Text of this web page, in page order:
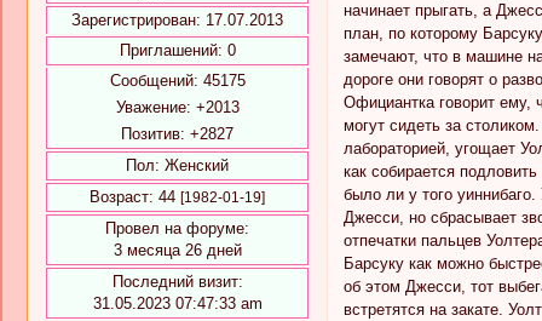
Зарегистрирован: 17.07.2013
Приглашений: 0
Сообщений: 45175
Уважение: +2013
Позитив: +2827
Пол: Женский
Возраст: 44 [1982-01-19]
Провел на форуме:
3 месяца 26 дней
Последний визит:
31.05.2023 07:47:33 am
начинает прыгать, а
план, по которому
замечают, что в машине
дороге они говорят о
Официантка говорит ему,
могут сидеть за
лабораторией, угощает
как собирается
было ли у того
Джесси, но сбрасывает
отпечатки пальцев
Барсуку как можно
об этом Джесси, тот
встретятся на закате.